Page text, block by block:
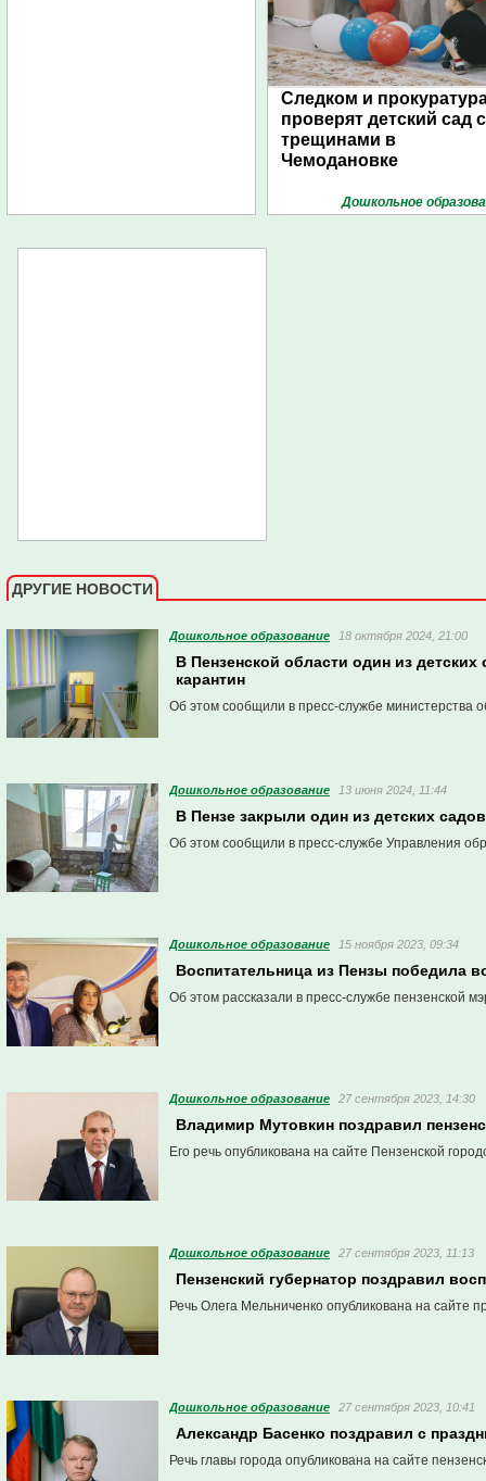
Следком и
проверят детский сад с
трещинами в
Чемодановке
Дошкольное
ДРУГИЕ НОВОСТИ
Дошкольное образование 18 октября 2024, 21:00
В Пензенской области один из
карантин
Об этом сообщили в пресс-службе министерства
Дошкольное образование 13 июня 2024, 11:44
В Пензе закрыли один из детских садов
Об этом сообщили в пресс-службе Управления
Дошкольное образование 15 ноября 2023, 09:34
Воспитательница из Пензы победила
Об этом рассказали в пресс-службе пензенской
Дошкольное образование 27 сентября 2023, 14:30
Владимир Мутовкин поздравил
Его речь опубликована на сайте Пензенской
Дошкольное образование 27 сентября 2023, 11:13
Пензенский губернатор поздравил
Речь Олега Мельниченко опубликована на сайте
Дошкольное образование 27 сентября 2023, 10:41
Александр Басенко поздравил с
Речь главы города опубликована на сайте